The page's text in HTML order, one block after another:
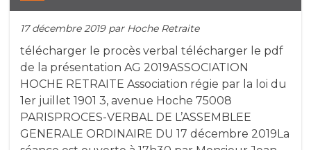
17 décembre 2019 par Hoche Retraite
télécharger le procès verbal télécharger le pdf
de la présentation AG 2019ASSOCIATION
HOCHE RETRAITE Association régie par la loi du
1er juillet 1901 3, avenue Hoche 75008
PARISPROCES-VERBAL DE L’ASSEMBLEE
GENERALE ORDINAIRE DU 17 décembre 2019La